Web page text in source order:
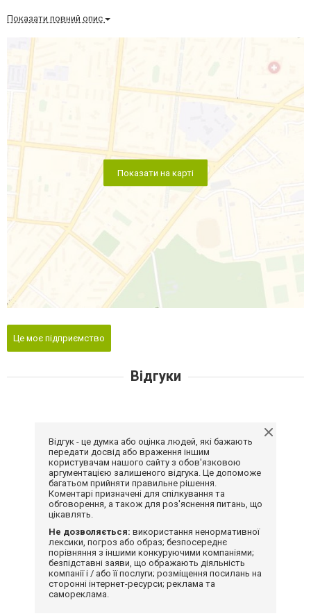
Показати повний опис
Показати на карті
Це моє підприємство
Відгуки
Відгук - це думка або оцінка людей, які бажають
передати досвід або враження іншим
користувачам нашого сайту з обов'язковою
аргументацією залишеного відгука. Це допоможе
багатьом прийняти правильне рішення.
Коментарі призначені для спілкування та
обговорення, а також для роз'яснення питань, що
цікавлять.
Не дозволяється: використання ненормативної
лексики, погроз або образ; безпосереднє
порівняння з іншими конкуруючими компаніями;
безпідставні заяви, що ображають діяльність
компанії і / або її послуги; розміщення посилань на
сторонні інтернет-ресурси; реклама та
самореклама.